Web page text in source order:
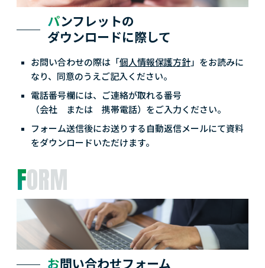
パンフレットの
ダウンロードに際して
お問い合わせの際は「個人情報保護方針」をお読みに
なり、同意のうえご記入ください。
電話番号欄には、ご連絡が取れる番号
（会社 または 携帯電話）をご入力ください。
フォーム送信後にお送りする自動返信メールにて資料
をダウンロードいただけます。
FORM
お問い合わせフォーム